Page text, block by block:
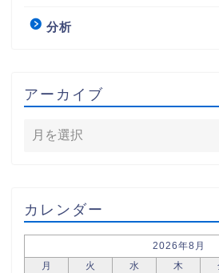
分析
アーカイブ
カレンダー
2026年8月
月
火 水 木